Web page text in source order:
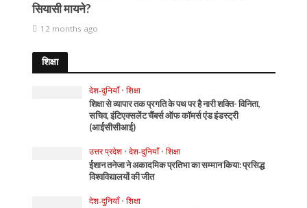
सियासी मायने?
12 months ago
शिक्षा
देश-दुनियाँ • शिक्षा
शिक्षा से व्यापार तक प्रगति के पथ पर है नारी शक्ति- विनिता,
सचिव, इंटिएक्सलेंट चैंबर्स ऑफ कॉमर्स एंड इंडस्ट्री
(आईसीसीआई)
उत्तर प्रदेश • देश-दुनियाँ • शिक्षा
ईशान तनेजा ने अकादमिक प्रतिभा का सम्मान किया: प्रसिद्ध
विश्वविद्यालयों की जीत
देश-दुनियाँ • शिक्षा